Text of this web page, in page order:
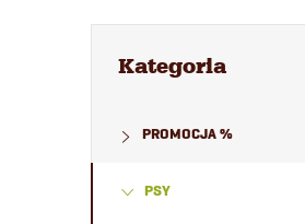
P
s
kategorie
Kategoria
PROMOCJA %
PSY